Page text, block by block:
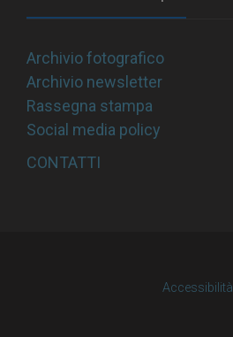
Archivio fotografico
Archivio newsletter
Rassegna stampa
Social media policy
CONTATTI
Accessibilità